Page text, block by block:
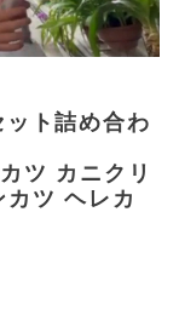
ト詰め合わ
ツ カニクリ
ツ ヘレカ